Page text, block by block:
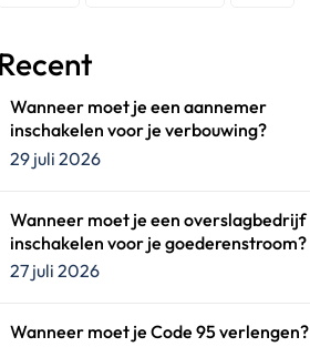
Recent
Wanneer moet je een aannemer
inschakelen voor je verbouwing?
29 juli 2026
Wanneer moet je een overslagbedrijf
inschakelen voor je goederenstroom?
27 juli 2026
Wanneer moet je Code 95 verlengen?